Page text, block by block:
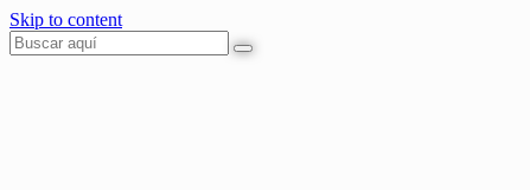
Skip to content